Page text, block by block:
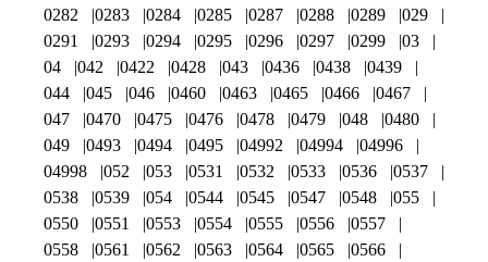
0282 0283 0284 0285 0287 0288 0289
029
0291
0293 0294 0295 0296 0297 0299
03
04
042 0422 0428 043 0436 0438
0439
044
045 046 0460 0463 0465 0466
0467
047
0470 0475 0476 0478 0479 048
0480
049
0493 0494 0495 04992 04994
04996
04998
052 053 0531 0532 0533 0536
0537
0538
0539 054 0544 0545 0547 0548
055
0550
0551 0553 0554 0555 0556
0557
0558
0561 0562 0563 0564 0565
0566